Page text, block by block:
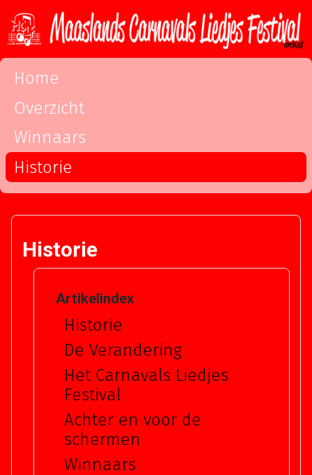
Home
Overzicht
Winnaars
Historie
Historie
Artikelindex
Historie
De Verandering
Het Carnavals Liedjes
Festival
Achter en voor de
schermen
Winnaars